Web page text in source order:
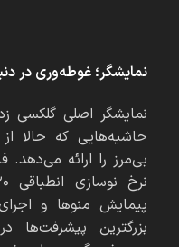
نمایشگر؛ غوطه‌وری در
حاشیه‌هایی که حالا
پیمایش منوها و
بزرگترین